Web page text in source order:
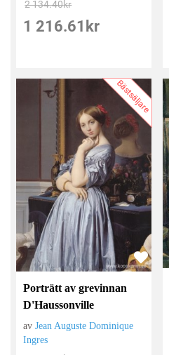
2 134.40kr
1 216.61 kr
Bästsäljare
Porträtt av grevinnan
D'Haussonville
avJean Auguste Dominique
Ingres